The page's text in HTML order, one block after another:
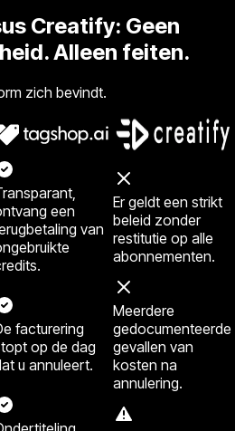
Creatify: Geen
Alleen feiten.
zich bevindt.
een
van
Er geldt een strikt
beleid zonder
restitutie op alle
abonnementen.
facturering
op de dag
u annuleert.
Meerdere
gedocumenteerde
gevallen van
kosten na
annulering.